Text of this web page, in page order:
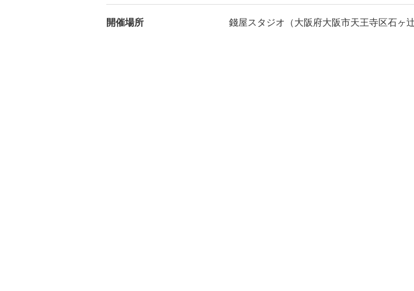
開催場所 錢屋スタジオ（大阪府大阪市天王寺区石ヶ